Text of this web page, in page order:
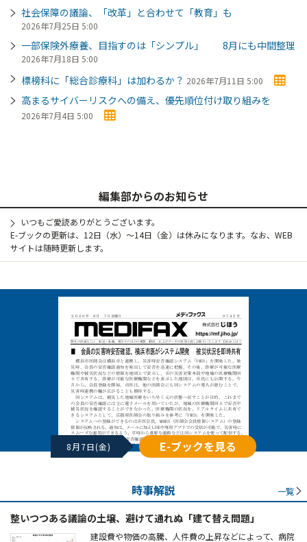
社会保障の議論、「改革」と合わせて「教育」も
2026年7月25日 5:00
一部保険外療養、目指すのは「シンプル」 8月にも中間整理
2026年7月18日 5:00
標榜科に「総合診療科」は加わるか？ 2026年7月11日 5:00
高まるサイバーリスクへの備え、優先順位付け取り組みを
2026年7月4日 5:00
編集部からのお知らせ
いつもご愛読ありがとうございます。
E-ブックの更新は、12日（水）～14日（金）は休みになります。なお、WEB
サイトは随時更新します。
8月7日(金) E-ブックを見る
時事解説 一覧
整いつつある議論の土壌、避けて通れぬ「建て替え問題」
建設費や物価の高騰、人件費の上昇などによって、病院